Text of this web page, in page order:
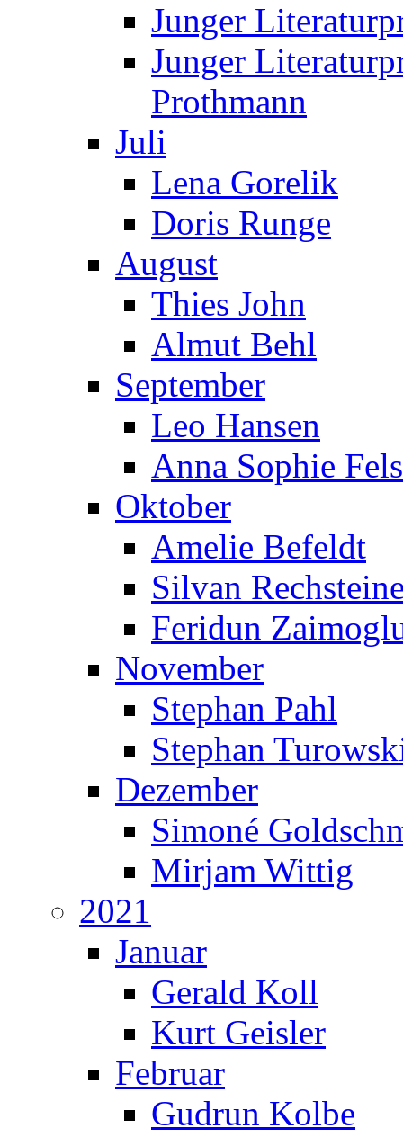
Junger
Junger
Prothmann
Juli
Lena Gorelik
Doris Runge
August
Thies John
Almut Behl
September
Leo Hansen
Anna Sophie
Oktober
Amelie Befeldt
Silvan
Feridun
November
Stephan Pahl
Stephan
Dezember
Simoné
Mirjam Wittig
2021
Januar
Gerald Koll
Kurt Geisler
Februar
Gudrun Kolbe